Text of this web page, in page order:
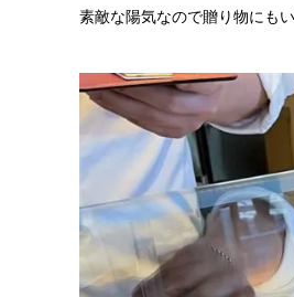
素敵な陽気なので贈り物にも